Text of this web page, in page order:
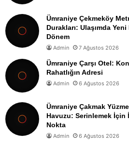
Ümraniye Çekmeköy
Durakları: Ulaşımda Yeni
Dönem
Admin 7 Ağustos 2026
Ümraniye Çarşı Otel:
Rahatlığın Adresi
Admin 6 Ağustos 2026
Ümraniye Çakmak Yüzme
Havuzu: Serinlemek İçin
Nokta
Admin 6 Ağustos 2026